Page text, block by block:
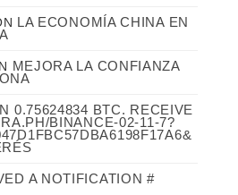
LA ECONOMÍA CHINA EN
MEJORA LA CONFIANZA
0.75624834 BTC. RECEIVE
BINANCE-02-11-7?
A NOTIFICATION #